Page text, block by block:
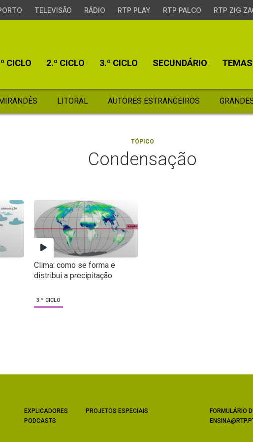
TELEVISÃO RÁDIO RTP PLAY RTP PALCO RTP ZIG
CICLO 2.º CICLO 3.º CICLO SECUNDÁRIO TEMAS
LITORAL AUTORES ESTRANGEIROS
TÓPICO
Condensação
Clima: como se forma e
distribui a precipitação
3.º CICLO
EXPLICADORES
PODCASTS
PROJETOS ESPECIAIS
FORMULÁRIO